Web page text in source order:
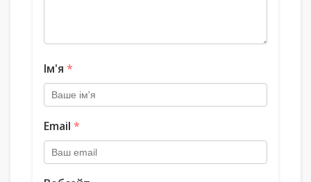
Ім'я *
Email *